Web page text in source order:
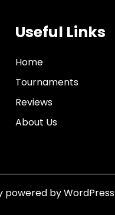
Useful Links
Home
Tournaments
Reviews
About Us
powered by WordPress